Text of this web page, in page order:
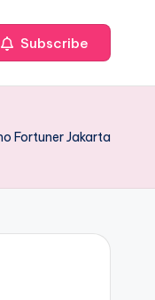
Subscribe
Fortuner Jakarta